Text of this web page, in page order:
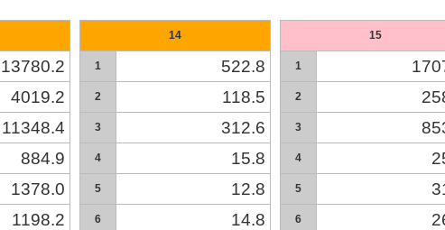
13780.2
4019.2
11348.4
884.9
1378.0
1198.2
14
1 522.8
2 118.5
3 312.6
4 15.8
5 12.8
6 14.8
15
1
2
3
4
5
6